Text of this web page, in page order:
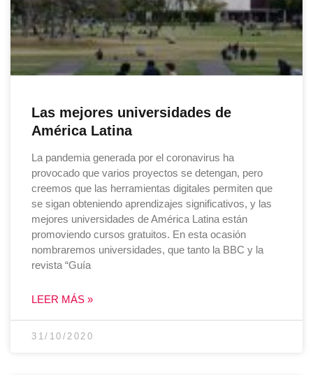
Las mejores universidades de
América Latina
La pandemia generada por el coronavirus ha
provocado que varios proyectos se detengan, pero
creemos que las herramientas digitales permiten que
se sigan obteniendo aprendizajes significativos, y las
mejores universidades de América Latina están
promoviendo cursos gratuitos. En esta ocasión
nombraremos universidades, que tanto la BBC y la
revista “Guía
LEER MÁS »
31/10/2020